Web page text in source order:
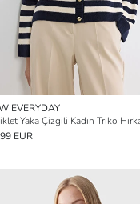
EVERYDAY
Yaka Çizgili Kadın Triko
EUR